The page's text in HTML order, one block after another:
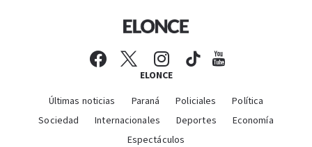
ELONCE
Últimas noticias Paraná Policiales
Política
Sociedad
Internacionales Deportes
Economía
Espectáculos